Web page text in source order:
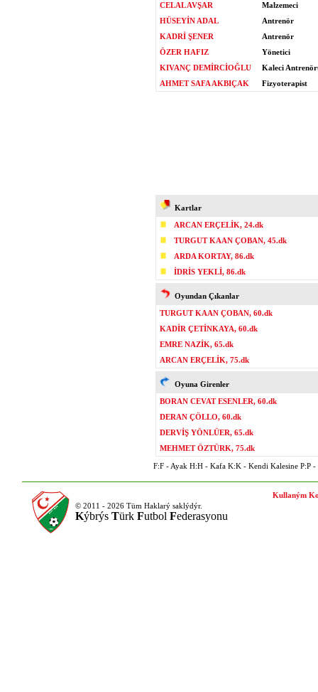
CELAL AVŞAR
Malzemeci
HÜSEYİN ADAL
Antrenör
KADRİ ŞENER
Antrenör
ÖZER HAFIZ
Yönetici
KIVANÇ DEMİRCİOĞLU
Kaleci
AHMET SAFA AKBIÇAK
Fizyoterapist
Kartlar
ARCAN ERÇELİK, 24.dk
TURGUT KAAN ÇOBAN, 45.dk
ARDA KORTAY, 86.dk
İDRİS YEKLİ, 86.dk
Oyundan Çıkanlar
TURGUT KAAN ÇOBAN, 60.dk
KADİR ÇETİNKAYA, 60.dk
EMRE NAZİK, 65.dk
ARCAN ERÇELİK, 75.dk
Oyuna Girenler
BORAN CEVAT ESENLER, 60.dk
DERAN ÇÖLLO, 60.dk
DERVİŞ YÖNLÜER, 65.dk
MEHMET ÖZTÜRK, 75.dk
F:F - Ayak H:H - Kafa K:K - Kendi Kalesine P:P -
© 2011 - 2026 Tüm Haklarý saklýdýr.
Kýbrýs Türk Futbol Federasyonu
Kullaným